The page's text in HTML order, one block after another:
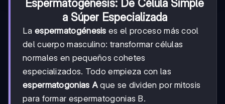
Espermatogénesis: De Célula Simple
a Súper Especializada
La espermatogénesis es el proceso más cool
del cuerpo masculino: transformar células
normales en pequeños cohetes
especializados. Todo empieza con las
espermatogonias A que se dividen por mitosis
para formar espermatogonias B.